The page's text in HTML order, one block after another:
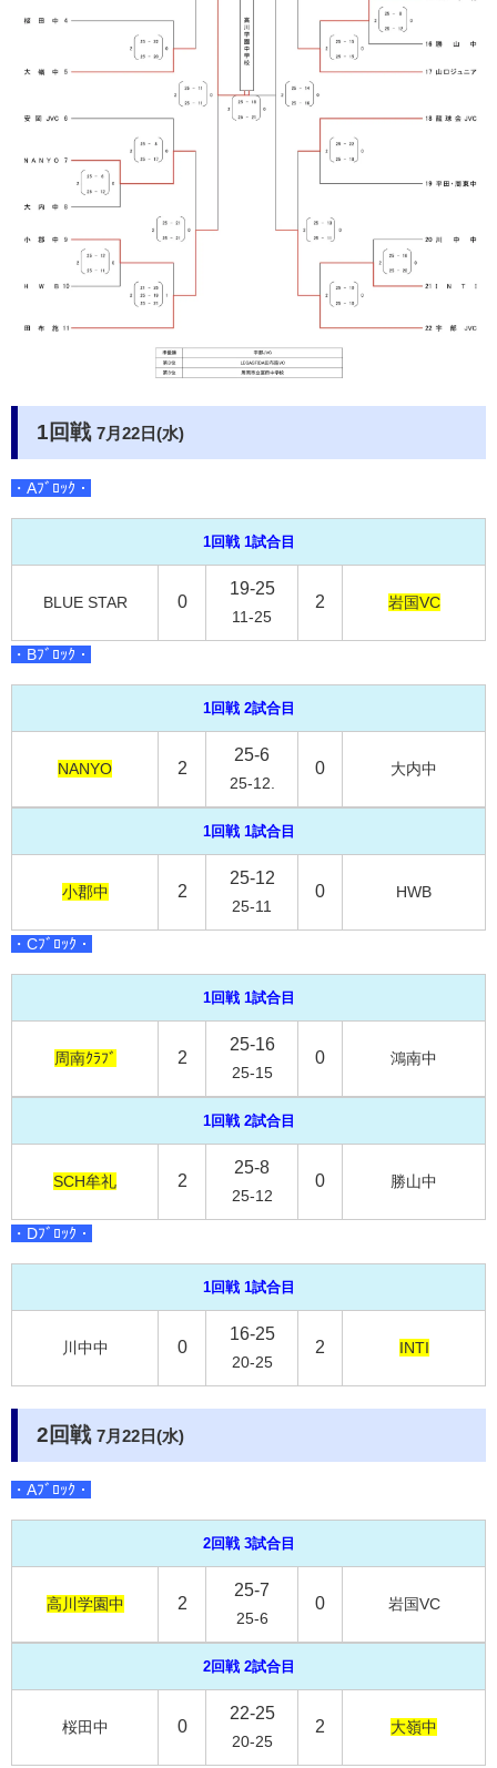
1回戦 7月22日(水)
・Aﾌﾞﾛｯｸ・
1回戦 1試合目
BLUE STAR 0
19-25
11-25
2 岩国VC
・Bﾌﾞﾛｯｸ・
1回戦 2試合目
NANYO 2
25-6
25-12.
0 大内中
1回戦 1試合目
小郡中 2
25-12
25-11
0 HWB
・Cﾌﾞﾛｯｸ・
1回戦 1試合目
周南ｸﾗﾌﾞ 2
25-16
25-15
0 鴻南中
1回戦 2試合目
SCH牟礼 2
25-8
25-12
0 勝山中
・Dﾌﾞﾛｯｸ・
1回戦 1試合目
川中中 0
16-25
20-25
2 INTI
2回戦 7月22日(水)
・Aﾌﾞﾛｯｸ・
2回戦 3試合目
高川学園中 2
25-7
25-6
0 岩国VC
2回戦 2試合目
桜田中 0
22-25
20-25
2 大嶺中